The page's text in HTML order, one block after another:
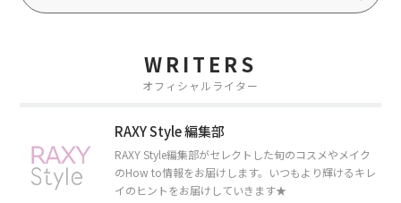
WRITERS
オフィシャルライター
RAXY Style 編集部
RAXY Style編集部がセレクトした旬のコスメやメイク
のHow to情報をお届けします。いつもより輝けるキレ
イのヒントをお届けしていきます★